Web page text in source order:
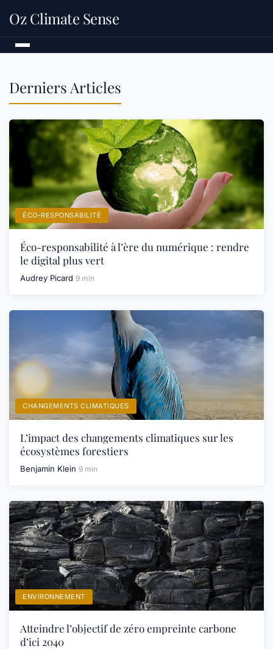
Oz Climate Sense
Derniers Articles
ÉCO-RESPONSABILITÉ
Éco-responsabilité à l’ère du numérique : rendre
le digital plus vert
Audrey Picard 9 min
CHANGEMENTS CLIMATIQUES
L’impact des changements climatiques sur les
écosystèmes forestiers
Benjamin Klein 9 min
ENVIRONNEMENT
Atteindre l’objectif de zéro empreinte carbone
d’ici 2040